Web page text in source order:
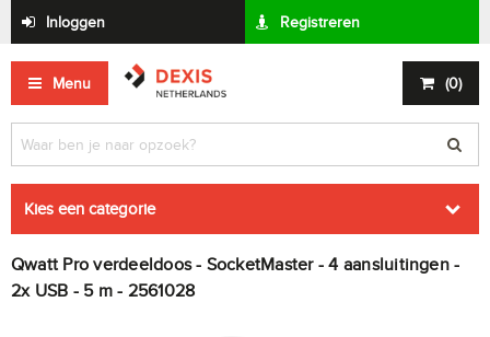
Inloggen Registreren
Menu (0)
Kies een categorie
Qwatt Pro verdeeldoos - SocketMaster - 4 aansluitingen -
2x USB - 5 m - 2561028